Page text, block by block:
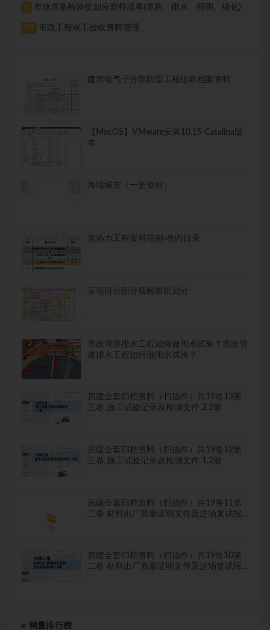
9 市政道路检验批划分资料清单(道路、排水、照明、绿化)
10 市政工程竣工验收资料管理
建筑电气子分部防雷工程组卷档案资料
【MacOS】VMware安装10.15-Catalina版
本
海绵城市（一套资料）
某热力工程资料范例-卷内目录
某项目分部分项检验批划分
市政管道排水工程如何做闭水试验？市政管
道排水工程如何做闭水试验？
房建全套归档资料（扫描件）共19卷13第
三卷 施工试验记录及检测文件 2.2册
房建全套归档资料（扫描件）共19卷12第
三卷 施工试验记录及检测文件 1.2册
房建全套归档资料（扫描件）共19卷11第
二卷 材料出厂质量证明文件及进场复试报
房建全套归档资料（扫描件）共19卷10第
二卷 材料出厂质量证明文件及进场复试报
销量排行榜